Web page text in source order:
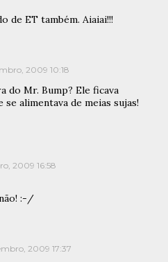
de ET também. Aiaiai!!!
2009 10:18
do Mr. Bump? Ele ficava
se alimentava de meias sujas!
2009 16:58
:-/
2009 17:37